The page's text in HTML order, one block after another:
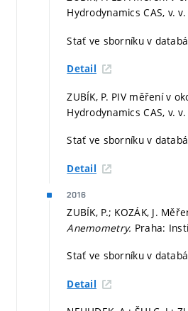
Hydrodynamics CAS, v.
Stať ve sborníku v
Detail
ZUBÍK, P. PIV měření v
Hydrodynamics CAS, v.
Stať ve sborníku v
Detail
2016
ZUBÍK, P.; KOZÁK, J.
Anemometry. Praha:
Stať ve sborníku v
Detail